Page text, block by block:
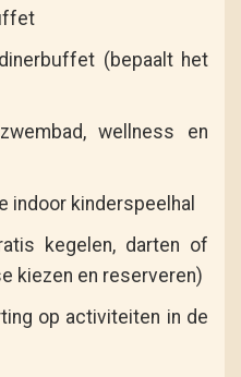
(bepaalt het
wellness en
indoor kinderspeelhal
kegelen, darten of
kiezen en reserveren)
op activiteiten in de